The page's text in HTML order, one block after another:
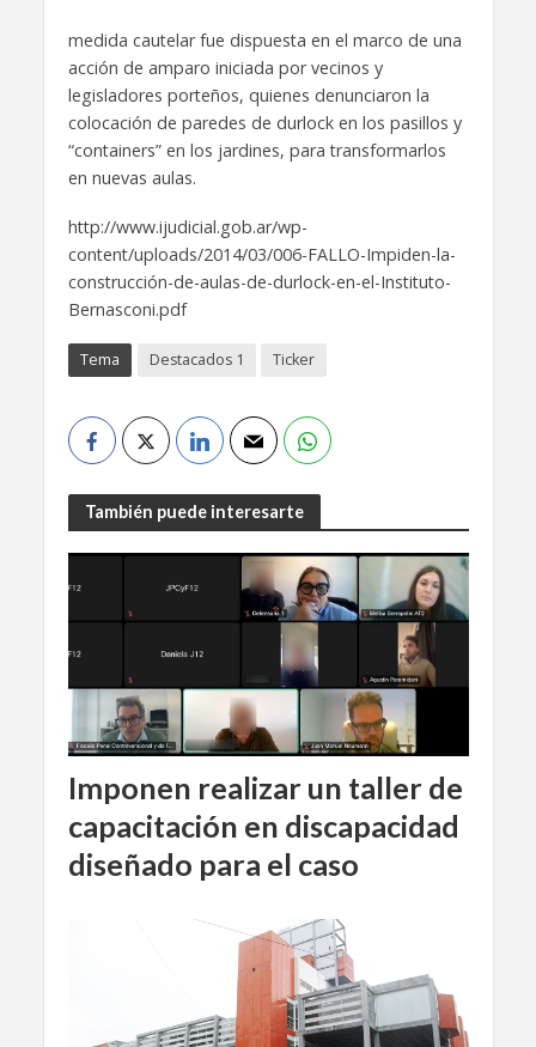
medida cautelar fue dispuesta en el marco de una
acción de amparo iniciada por vecinos y
legisladores porteños, quienes denunciaron la
colocación de paredes de durlock en los pasillos y
“containers” en los jardines, para transformarlos
en nuevas aulas.
http://www.ijudicial.gob.ar/wp-
content/uploads/2014/03/006-FALLO-Impiden-la-
construcción-de-aulas-de-durlock-en-el-Instituto-
Bernasconi.pdf
Tema Destacados 1 Ticker
También puede interesarte
Imponen realizar un taller de
capacitación en discapacidad
diseñado para el caso